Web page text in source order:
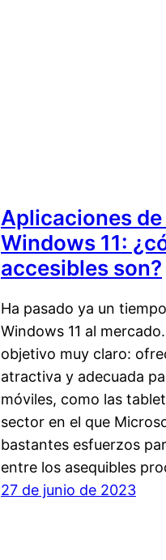
Aplicaciones
Windows 11:
accesibles son?
Ha pasado ya un
Windows 11 al
objetivo muy claro:
atractiva y adecuada
móviles, como las
sector en el que
bastantes esfuerzos
entre los asequibles
27 de junio de 2023